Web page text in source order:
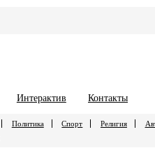
Интерактив Контакты
Политика Спорт Религия